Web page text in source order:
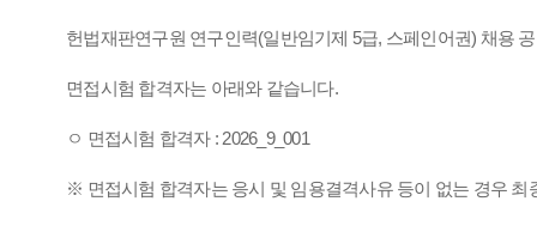
헌법재판연구원 연구인력(일반임기제 5급, 스페인어권) 채용
면접시험 합격자는 아래와 같습니다.
ㅇ 면접시험 합격자 : 2026_9_001
※ 면접시험 합격자는 응시 및 임용결격사유 등이 없는 경우 최